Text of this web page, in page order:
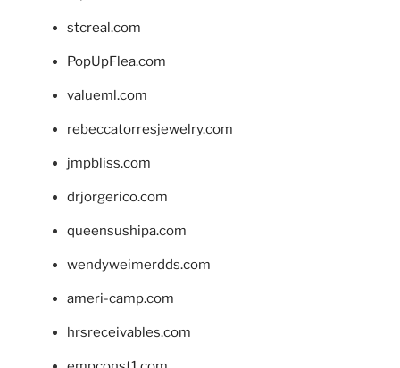
stcreal.com
PopUpFlea.com
valueml.com
rebeccatorresjewelry.com
jmpbliss.com
drjorgerico.com
queensushipa.com
wendyweimerdds.com
ameri-camp.com
hrsreceivables.com